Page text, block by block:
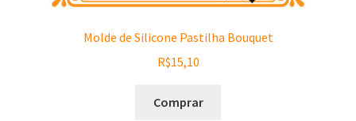
Molde de Silicone Pastilha Bouquet
R$15,10
Comprar